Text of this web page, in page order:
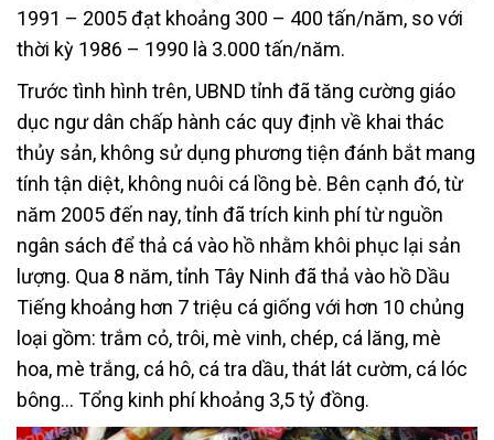
1991 – 2005 đạt khoảng 300 – 400 tấn/năm, so với
thời kỳ 1986 – 1990 là 3.000 tấn/năm.
Trước tình hình trên, UBND tỉnh đã tăng cường giáo
dục ngư dân chấp hành các quy định về khai thác
thủy sản, không sử dụng phương tiện đánh bắt mang
tính tận diệt, không nuôi cá lồng bè. Bên cạnh đó, từ
năm 2005 đến nay, tỉnh đã trích kinh phí từ nguồn
ngân sách để thả cá vào hồ nhằm khôi phục lại sản
lượng. Qua 8 năm, tỉnh Tây Ninh đã thả vào hồ Dầu
Tiếng khoảng hơn 7 triệu cá giống với hơn 10 chủng
loại gồm: trắm cỏ, trôi, mè vinh, chép, cá lăng, mè
hoa, mè trắng, cá hô, cá tra dầu, thát lát cườm, cá lóc
bông… Tổng kinh phí khoảng 3,5 tỷ đồng.